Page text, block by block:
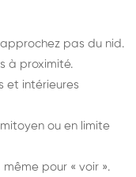
pas du nid.
à proximité.
et intérieures
ou en limite
pour « voir ».